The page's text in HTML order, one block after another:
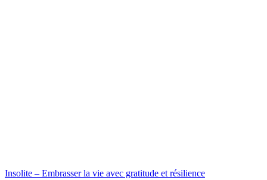
Insolite – Embrasser la vie avec gratitude et résilience